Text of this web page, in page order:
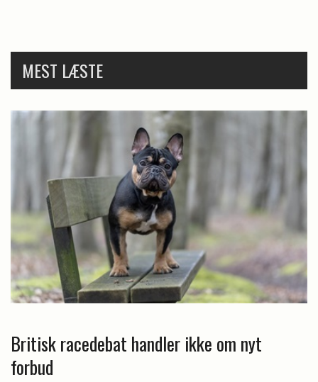
MEST LÆSTE
Britisk racedebat handler ikke om nyt
forbud